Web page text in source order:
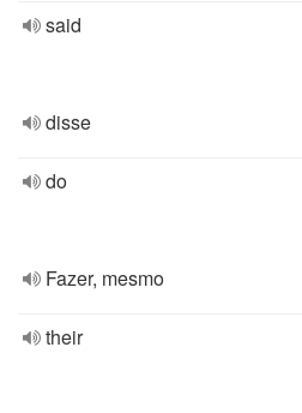
said
disse
do
Fazer, mesmo
their